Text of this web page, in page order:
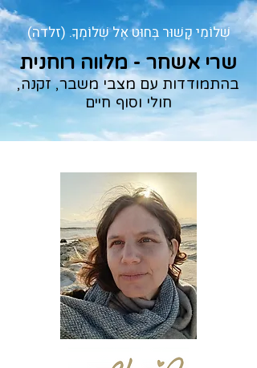
שְׁלוֹמִי קָשׁוּר בְּחוּט אֶל שְׁלוֹמְךָ. (זלדה)
שרי אשחר - מלווה רוחנית
בהתמודדות עם מצבי משבר, זקנה,
חולי וסוף חיים